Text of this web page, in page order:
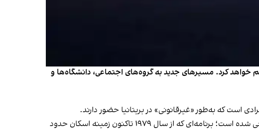
خواهد کرد. مسیرهای جدید به گروه‌های اجتماعی، دانشگاه‌ها و
است که به‌طور «غیرقانونی» در بریتانیا حضور دارند.
مقام‌های بریتانیایی اعلام کردند که این برنامه با الهام از طرح مشابه «حمایت اجتماعی از پناهجویان» در کانادا طراحی شده است؛ برنامه‌ای که از سال ۱۹۷۹ تاکنون زمینه اسکان حدود